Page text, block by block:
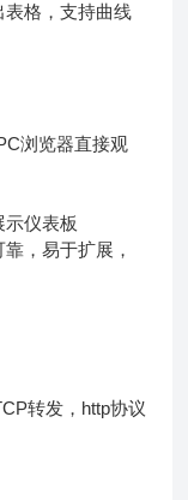
格，支持曲线
浏览器直接观
仪表板
，易于扩展，
转发，http协议